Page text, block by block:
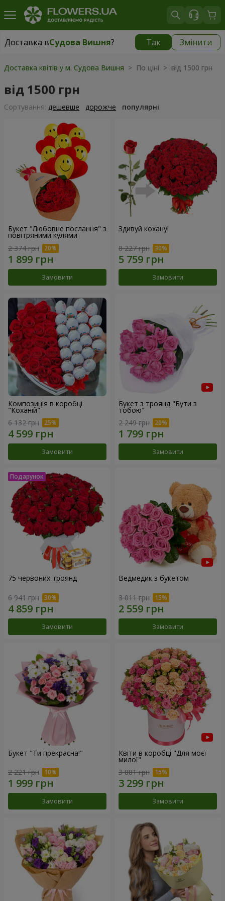
Доставка вСудова Вишня? Так Змінити
Доставка вСудова Вишня|
Доставка квітів у м. Судова Вишня > По ціні > від 1500 грн
від 1500 грн
Сортування: дешевше дорожче популярні
Букет "Любовне послання" з
повітряними кулями
2 374 грн
Замовити
Здивуй кохану!
8 227 грн
Замовити
Композиція в коробці
"Коханій"
6 132 грн
Замовити
Букет з троянд "Бути з
тобою"
2 249 грн
Замовити
75 червоних троянд
6 941 грн
Замовити
Ведмедик з букетом
3 011 грн
Замовити
Букет "Ти прекрасна!"
2 221 грн
Замовити
Квіти в коробці "Для моєї
милої"
3 881 грн
Замовити